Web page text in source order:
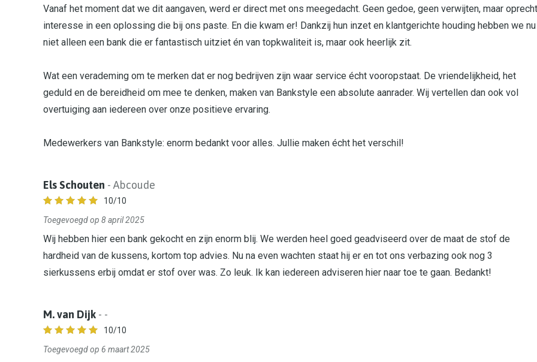
Vanaf het moment dat we dit aangaven, werd er direct met ons meegedacht. Geen gedoe, geen verwijten, maar
interesse in een oplossing die bij ons paste. En die kwam er! Dankzij hun inzet en klantgerichte houding hebben we nu
niet alleen een bank die er fantastisch uitziet én van topkwaliteit is, maar ook heerlijk zit.
Wat een verademing om te merken dat er nog bedrijven zijn waar service écht vooropstaat. De vriendelijkheid, het
geduld en de bereidheid om mee te denken, maken van Bankstyle een absolute aanrader. Wij vertellen dan ook vol
overtuiging aan iedereen over onze positieve ervaring.
Medewerkers van Bankstyle: enorm bedankt voor alles. Jullie maken écht het verschil!
Els Schouten - Abcoude
10/10
Toegevoegd op 8 april 2025
Wij hebben hier een bank gekocht en zijn enorm blij. We werden heel goed geadviseerd over de maat de stof de
hardheid van de kussens, kortom top advies. Nu na even wachten staat hij er en tot ons verbazing ook nog 3
sierkussens erbij omdat er stof over was. Zo leuk. Ik kan iedereen adviseren hier naar toe te gaan. Bedankt!
M. van Dijk - -
10/10
Toegevoegd op 6 maart 2025